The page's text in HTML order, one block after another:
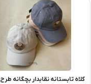
کلاه تابستانه نقابدار بچگانه طرح